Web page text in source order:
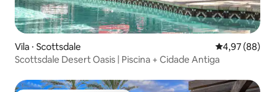
Vila ⋅ Scottsdale 4,97 de uma
4,97 (88)
Scottsdale Desert Oasis | Piscina + Cidade Antiga